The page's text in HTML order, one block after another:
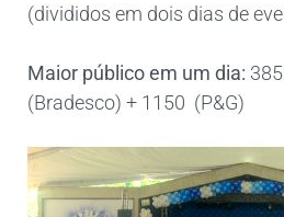
(divididos em dois dias de
Maior público em um dia:
(Bradesco) + 1150 (P&G)